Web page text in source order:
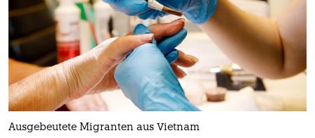
Ausgebeutete Migranten aus Vietnam